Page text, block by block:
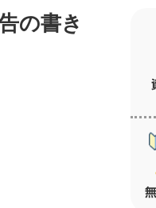
の書き